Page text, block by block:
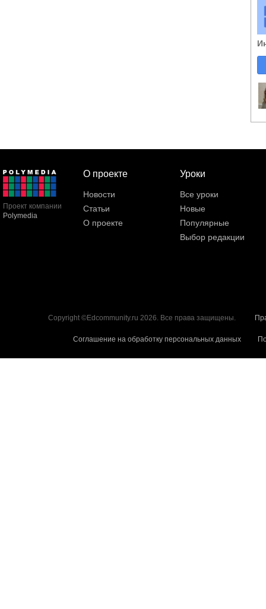
Проект компании
Polymedia
О проекте
Новости
Статьи
О проекте
Уроки
Все уроки
Новые
Популярные
Выбор редакции
Copyright ©Edcommunity.ru 2026. Все права защищены.
Соглашение на обработку персональных данных